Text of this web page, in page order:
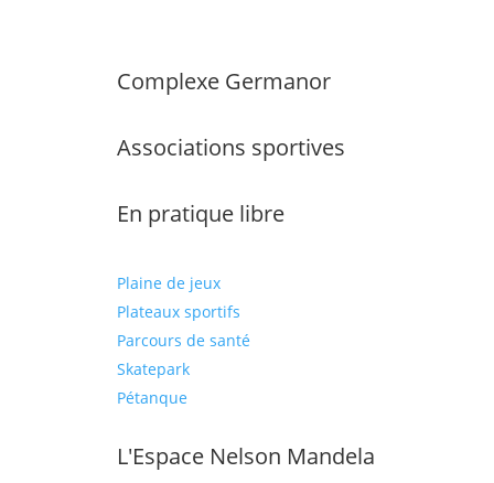
Complexe Germanor
Associations sportives
En pratique libre
Plaine de jeux
Plateaux sportifs
Parcours de santé
Skatepark
Pétanque
L'Espace Nelson Mandela